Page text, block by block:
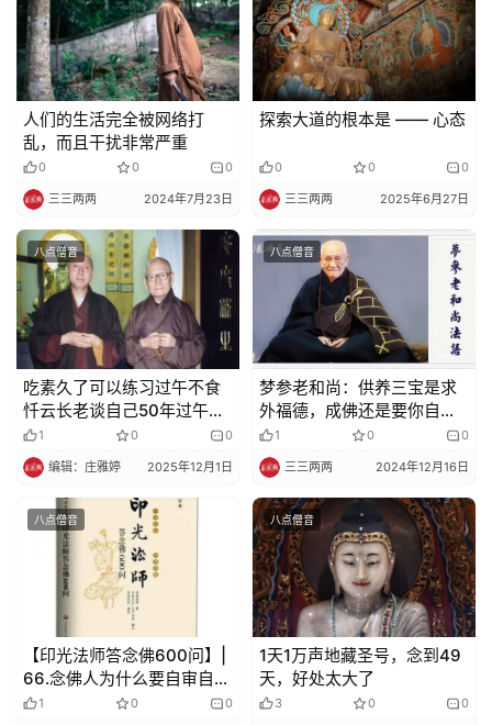
人们的生活完全被网络打
乱，而且干扰非常严重
0 0 0
三三两两 2024年7月23日
探索大道的根本是 —— 心态
0 0 0
三三两两 2025年6月27日
八点僧音
吃素久了可以练习过午不食
忏云长老谈自己50年过午不
食的体验
1 0 0
编辑：庄雅婷 2025年12月1日
八点僧音
梦参老和尚：供养三宝是求
外福德，成佛还是要你自己
修1 0 0
三三两两 2024年12月16日
八点僧音
【印光法师答念佛600问】|
66.念佛人为什么要自审自知
根基？
1 0 0
八点僧音
1天1万声地藏圣号，念到49
天，好处太大了
3 0 0